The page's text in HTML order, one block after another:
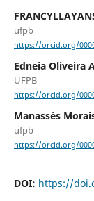
ufpb
https://orcid.org/
Edneia Oliveira
UFPB
https://orcid.org/
Manassés
ufpb
https://orcid.org/
DOI: https://